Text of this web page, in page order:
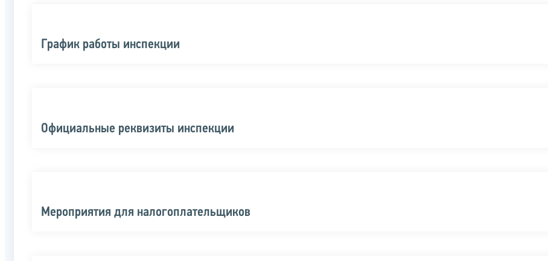
График работы инспекции
Официальные реквизиты инспекции
Мероприятия для налогоплательщиков